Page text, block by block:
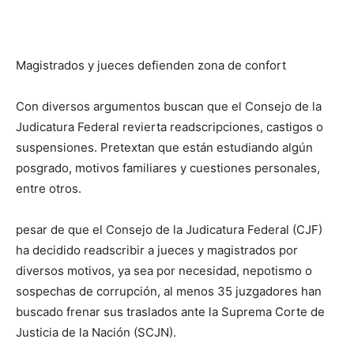
Magistrados y jueces defienden zona de confort
Con diversos argumentos buscan que el Consejo de la
Judicatura Federal revierta readscripciones, castigos o
suspensiones. Pretextan que están estudiando algún
posgrado, motivos familiares y cuestiones personales,
entre otros.
pesar de que el Consejo de la Judicatura Federal (CJF)
ha decidido readscribir a jueces y magistrados por
diversos motivos, ya sea por necesidad, nepotismo o
sospechas de corrupción, al menos 35 juzgadores han
buscado frenar sus traslados ante la Suprema Corte de
Justicia de la Nación (SCJN).